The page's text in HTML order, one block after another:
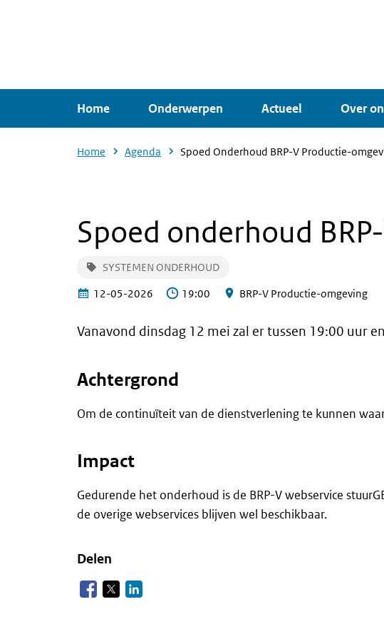
de
gaan
Home Onderwerpen Actueel Over
Home Agenda Spoed Onderhoud BRP-V Productie-
Spoed onderhoud
SYSTEMEN ONDERHOUD
12-05-2026
19:00 BRP-V Productie-omgeving
Vanavond dinsdag 12 mei zal er tussen 19:00 uur
Achtergrond
Om de continuïteit van de dienstverlening te kunnen
Impact
Gedurende het onderhoud is de BRP-V webservice
de overige webservices blijven wel beschikbaar.
Delen